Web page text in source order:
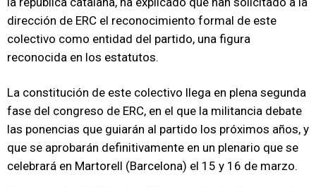
dirección de ERC el reconocimiento formal de este
colectivo como entidad del partido, una figura
reconocida en los estatutos.
La constitución de este colectivo llega en plena segunda
fase del congreso de ERC, en el que la militancia debate
las ponencias que guiarán al partido los próximos años, y
que se aprobarán definitivamente en un plenario que se
celebrará en Martorell (Barcelona) el 15 y 16 de marzo.